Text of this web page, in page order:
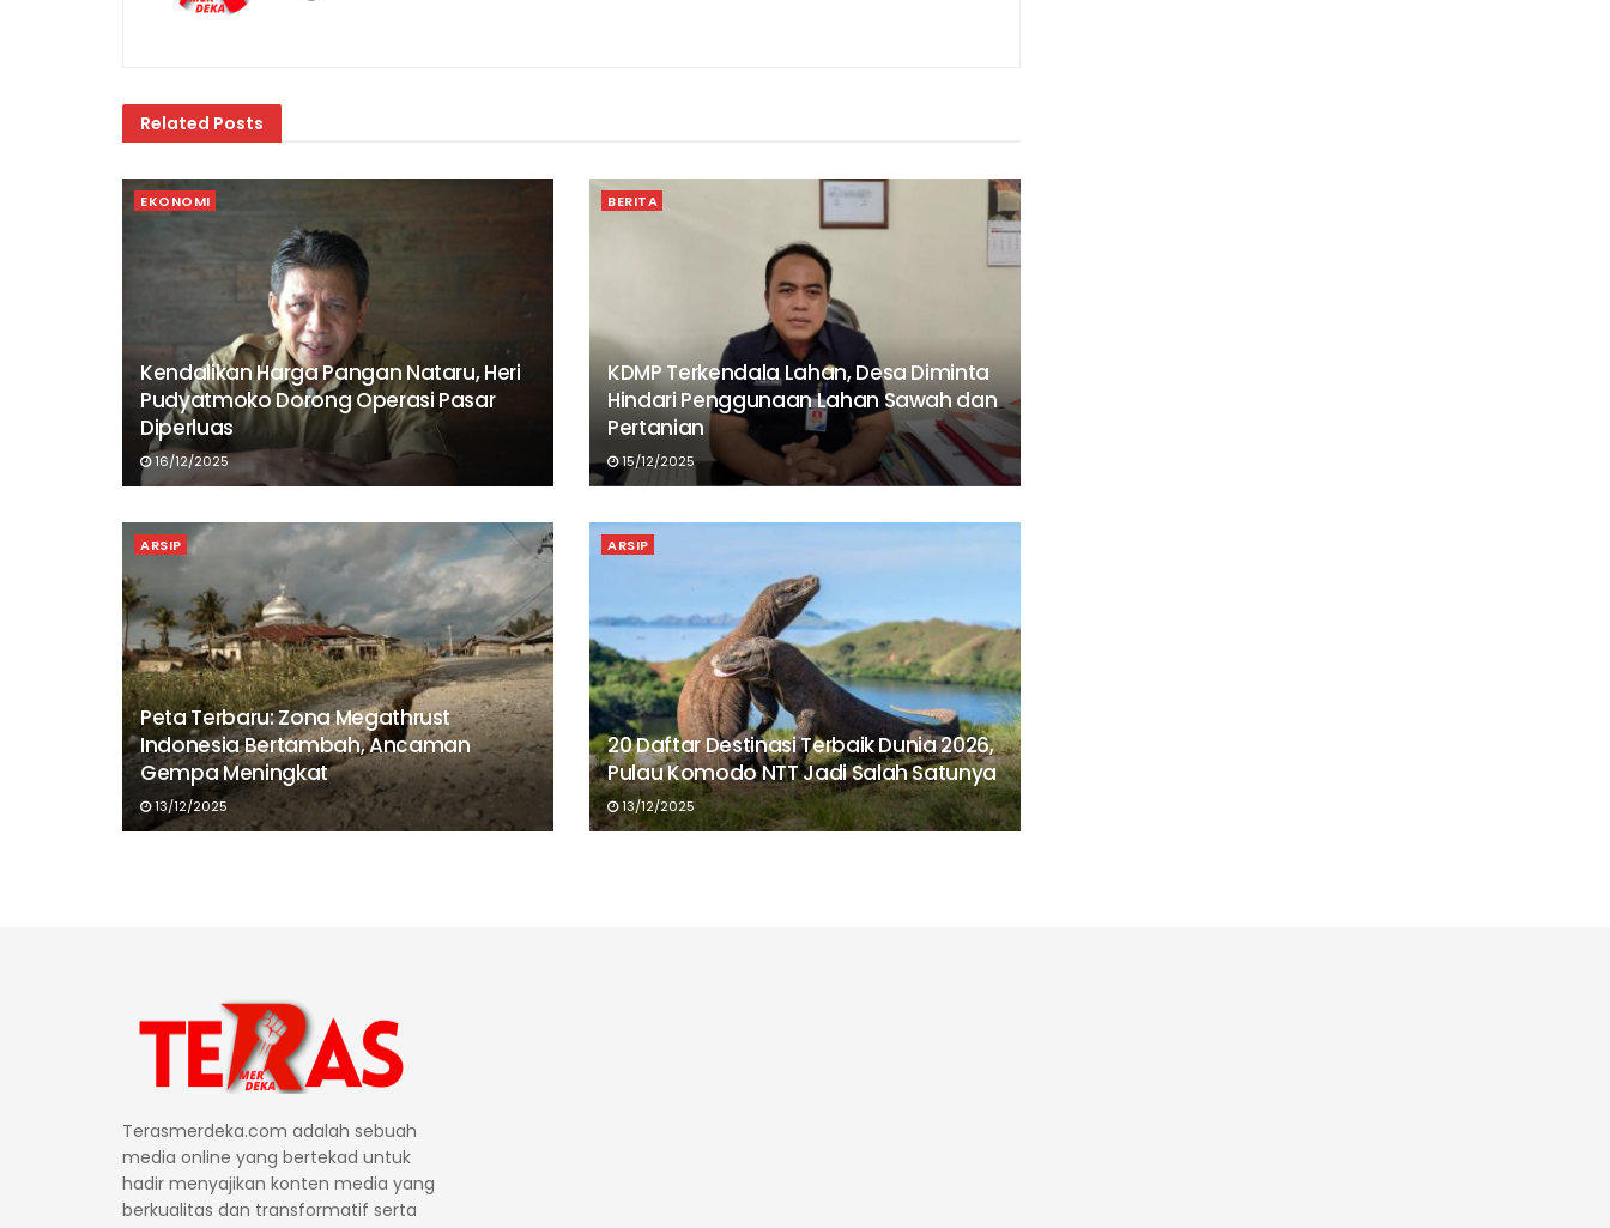
Related Posts
EKONOMI
Kendalikan Harga Pangan Nataru, Heri
Pudyatmoko Dorong Operasi Pasar
Diperluas
16/12/2025
BERITA
KDMP Terkendala Lahan, Desa Diminta
Hindari Penggunaan Lahan Sawah dan
Pertanian
15/12/2025
ARSIP
Peta Terbaru: Zona Megathrust
Indonesia Bertambah, Ancaman
Gempa Meningkat
13/12/2025
ARSIP
20 Daftar Destinasi Terbaik Dunia 2026,
Pulau Komodo NTT Jadi Salah Satunya
13/12/2025
Terasmerdeka.com adalah sebuah
media online yang bertekad untuk
hadir menyajikan konten media yang
berkualitas dan transformatif serta